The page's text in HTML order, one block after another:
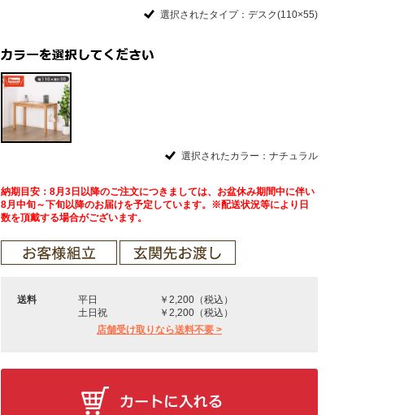
選択されたタイプ：デスク(110×55)
選択されたカラー：ナチュラル
納期目安：8月3日以降のご注文につきましては、お盆休み期間中に伴い
8月中旬～下旬以降のお届けを予定しています。※配送状況等により日
数を頂戴する場合がございます。
送料 平日
￥2,200（税込）
土日祝
￥2,200（税込）
店舗受け取りなら送料不要 >